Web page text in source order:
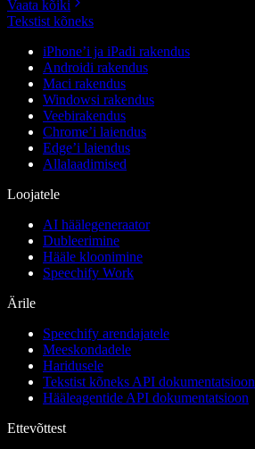
Vaata kõiki
Tekstist kõneks
iPhone’i ja iPadi rakendus
Androidi rakendus
Maci rakendus
Windowsi rakendus
Veebirakendus
Chrome’i laiendus
Edge’i laiendus
Allalaadimised
Loojatele
AI häälegeneraator
Dubleerimine
Hääle kloonimine
Speechify Work
Ärile
Speechify arendajatele
Meeskondadele
Haridusele
Tekstist kõneks API dokumentatsioon
Hääleagentide API dokumentatsioon
Ettevõttest